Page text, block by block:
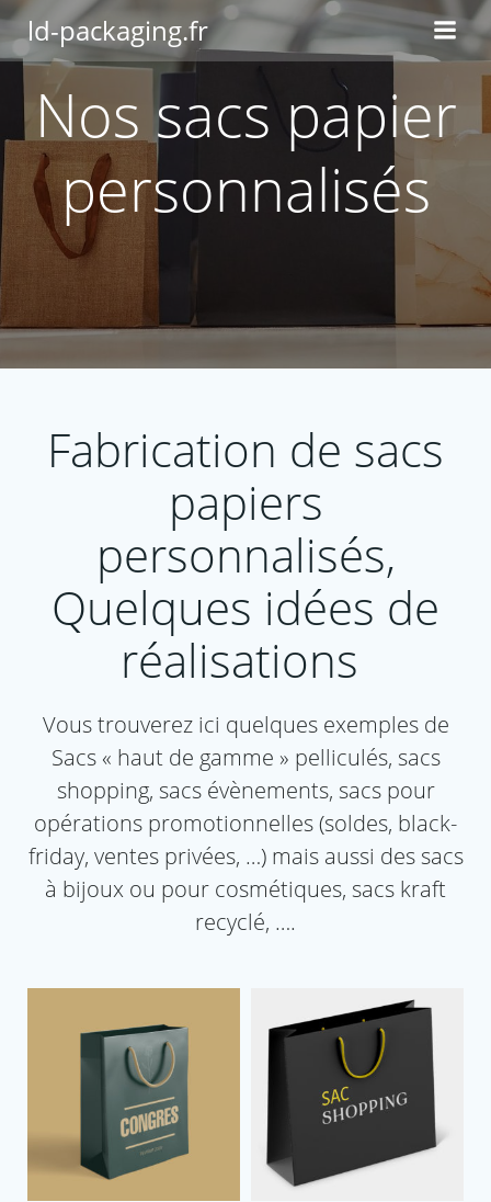
Aller
contenu
ld-packaging.fr
Nos sacs papier
personnalisés
Fabrication de sacs
papiers
personnalisés,
Quelques idées de
réalisations
Vous trouverez ici quelques exemples de
Sacs « haut de gamme » pelliculés, sacs
shopping, sacs évènements, sacs pour
opérations promotionnelles (soldes, black-
friday, ventes privées, …) mais aussi des sacs
à bijoux ou pour cosmétiques, sacs kraft
recyclé, ….